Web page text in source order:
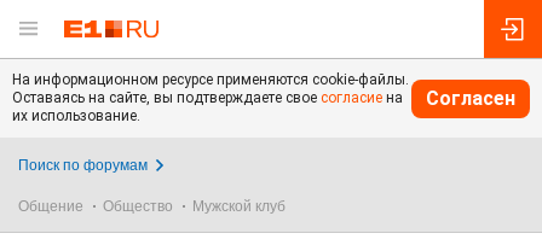
На информационном ресурсе применяются cookie-файлы.
Оставаясь на сайте, вы подтверждаете свое согласие на
их использование.
Согласен
Поиск по форумам
Общение Общество Мужской клуб